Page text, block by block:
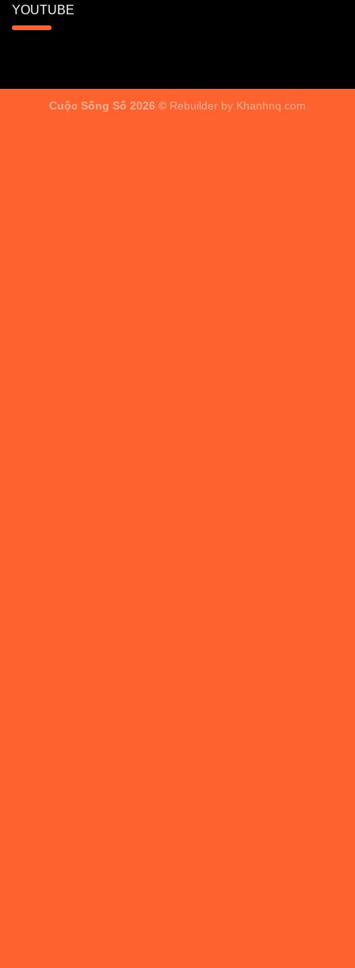
YOUTUBE
Cuộc Sống Số 2026 © Rebuilder by Khanhnq.com